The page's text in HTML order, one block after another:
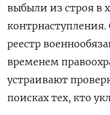
выбыли из строя в
контрнаступления.
реестр
временем
устраивают
поисках тех, кто